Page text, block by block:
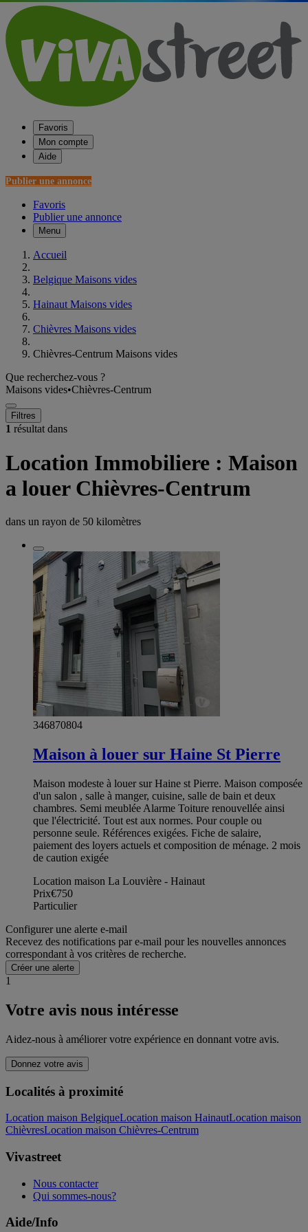
Favoris
Mon compte
Aide
Publier une annonce
Favoris
Publier une annonce
Menu
Accueil
Belgique Maisons vides
Hainaut Maisons vides
Chièvres Maisons vides
Chièvres-Centrum Maisons vides
Que recherchez-vous ?
Maisons vides•Chièvres-Centrum
Filtres
1 résultat dans
Location Immobiliere : Maison
a louer Chièvres-Centrum
dans un rayon de 50 kilomètres
346870804
Maison à louer sur Haine St Pierre
Maison modeste à louer sur Haine st Pierre. Maison composée
d'un salon , salle à manger, cuisine, salle de bain et deux
chambres. Semi meublée Alarme Toiture renouvellée ainsi
que l'électricité. Tout est aux normes. Pour couple ou
personne seule. Références exigées. Fiche de salaire,
paiement des loyers actuels et composition de ménage. 2 mois
de caution exigée
Location maison La Louvière - Hainaut
Prix€750
Particulier
Configurer une alerte e-mail
Recevez des notifications par e-mail pour les nouvelles annonces
correspondant à vos critères de recherche.
Créer une alerte
1
Votre avis nous intéresse
Aidez-nous à améliorer votre expérience en donnant votre avis.
Donnez votre avis
Localités à proximité
Location maison BelgiqueLocation maison HainautLocation maison
ChièvresLocation maison Chièvres-Centrum
Vivastreet
Nous contacter
Qui sommes-nous?
Aide/Info